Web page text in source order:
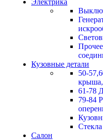
Электрика
Кузовные детали
50-
крыша,
61-78
79-84
Салон